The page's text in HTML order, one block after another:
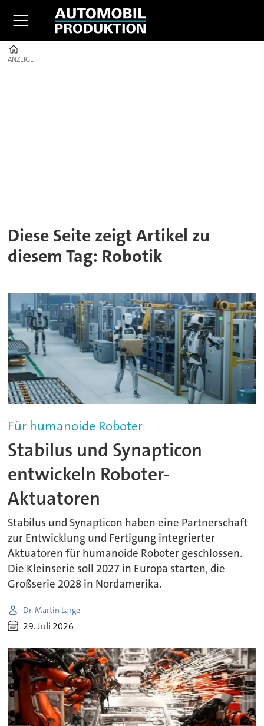
ANZEIGE
ANZEIGE
Diese Seite zeigt Artikel zu
diesem Tag: Robotik
Für humanoide Roboter
Stabilus und Synapticon
entwickeln Roboter-
Aktuatoren
Stabilus und Synapticon haben eine Partnerschaft
zur Entwicklung und Fertigung integrierter
Aktuatoren für humanoide Roboter geschlossen.
Die Kleinserie soll 2027 in Europa starten, die
Großserie 2028 in Nordamerika.
Dr. Martin Large
29. Juli 2026